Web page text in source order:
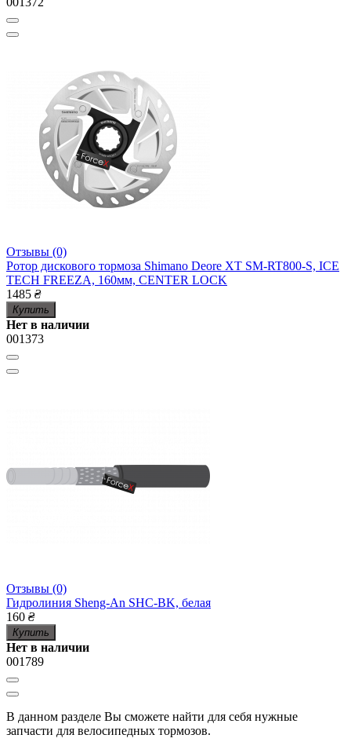
Отзывы (0)
Ротор дискового тормоза Shimano Deore XT SM-RT800-S, ICE
TECH FREEZA, 160мм, CENTER LOCK
1485 ₴
Купить
Нет в наличии
001373
Отзывы (0)
Гидролиния Sheng-An SHC-BK, белая
160 ₴
Купить
Нет в наличии
001789
В данном разделе Вы сможете найти для себя нужные
запчасти для велосипедных тормозов.